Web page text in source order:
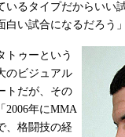
いるタイプだからいい
白い試合になるだろう
ゥーという
のビジュアル
トだが、その
2006年にMMA
、格闘技の経